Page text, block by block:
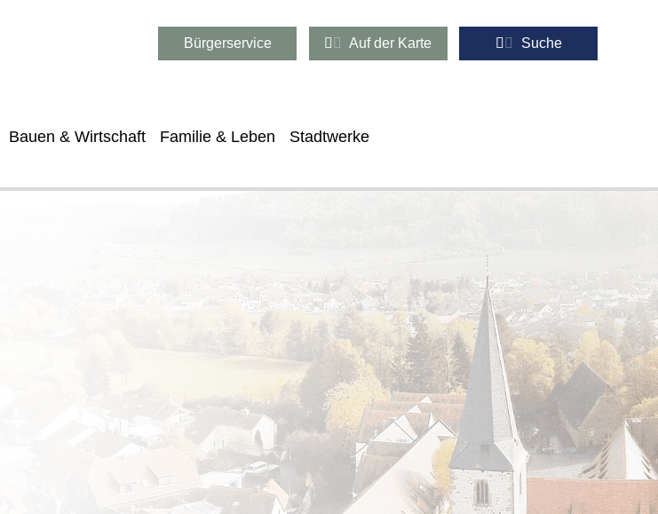
Bürgerservice Auf der Karte Suche
Bauen & Wirtschaft Familie & Leben Stadtwerke